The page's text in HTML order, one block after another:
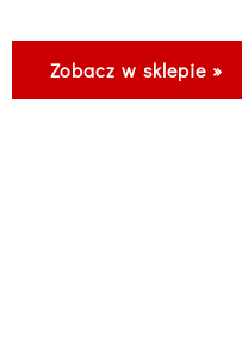
Zobacz w sklepie »